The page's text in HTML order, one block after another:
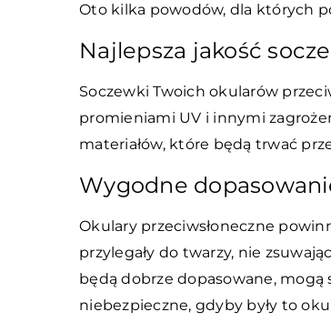
Oto kilka powodów, dla których
Najlepsza jakość
Soczewki Twoich okularów
promieniami UV i innymi
materiałów, które będą trwać
Wygodne
Okulary przeciwsłoneczne
przylegały do twarzy, nie
będą dobrze dopasowane, mogą
niebezpieczne, gdyby były to